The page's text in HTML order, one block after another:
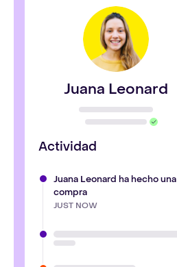
Juana Leonard
Actividad
Juana Leonard ha hecho una
compra
JUST NOW